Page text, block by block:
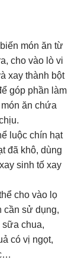
món ăn từ
cho vào lò vi
xay thành bột
góp phần làm
ăn chứa
luộc chín hạt
đã khô, dùng
sinh tố xay
cho vào lọ
cần sử dụng,
sữa chua,
có vị ngọt,